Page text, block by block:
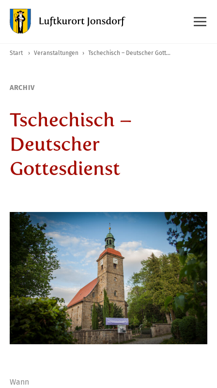
Start › Veranstaltungen › Tschechisch – Deutscher Gottesdienst
ARCHIV
Tschechisch –
Deutscher
Gottesdienst
Wann